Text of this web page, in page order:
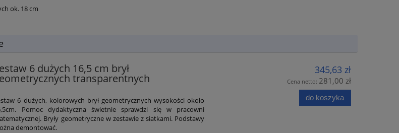
ok. 18 cm
6 dużych 16,5 cm brył
transparentnych
6 dużych, kolorowych brył geometrycznych wysokości około
Pomoc dydaktyczna świetnie sprawdzi się w pracowni
Bryły geometryczne w zestawie z siatkami. Podstawy
demontować.
345,63 zł
Cena netto: 281,00 zł
do koszyka